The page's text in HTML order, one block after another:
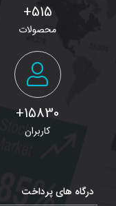
515+
محصولات
15830+
کاربران
درگاه های پرداخت